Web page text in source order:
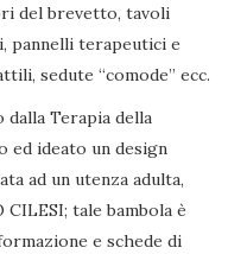
del brevetto, tavoli
pannelli terapeutici e
sedute “comode” ecc.
Terapia della
ed ideato un design
ad un utenza adulta,
tale bambola è
e schede di